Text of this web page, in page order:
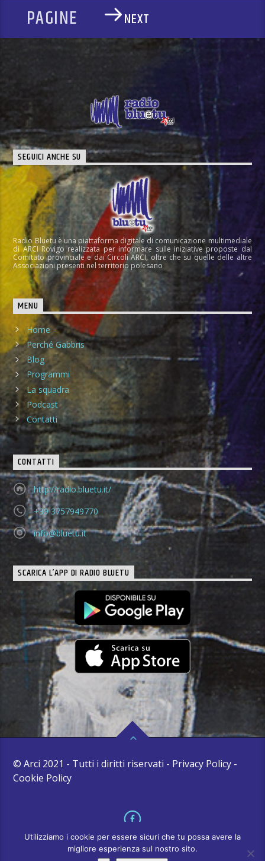
PAGINE NEXT
SEGUICI ANCHE SU
Radio Bluetu è una piattaforma digitale di comunicazione multimediale
di ARCI Rovigo realizzata per informare sulle iniziative proposte dal
Comitato provinciale e dai Circoli ARCI, oltre che su quelle delle altre
Associazioni presenti nel territorio polesano
MENU
Home
Perché Gabbris
Blog
Programmi
La squadra
Podcast
Contatti
CONTATTI
http://radio.bluetu.it/
+39 3757949770
info@bluetu.it
SCARICA L’APP DI RADIO BLUETU
© Arci 2021 - Tutti i diritti riservati - Privacy Policy -
Cookie Policy
Utilizziamo i cookie per essere sicuri che tu possa avere la
migliore esperienza sul nostro sito.